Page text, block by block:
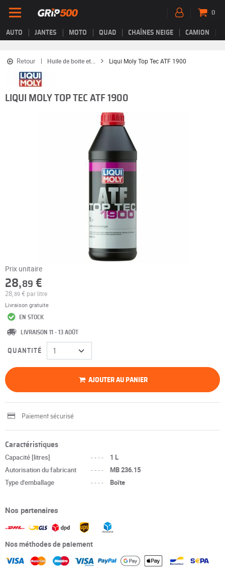
AUTO JANTES MOTO QUAD CHAÎNES NEIGE CAMION
0
Retour Huile de boite et... Liqui Moly Top Tec ATF 1900
LIQUI MOLY TOP TEC ATF 1900
Prix unitaire
28,89 €
28,89 € par litre
Livraison gratuite
EN STOCK
LIVRAISON 11 - 13 AOÛT
QUANTITÉ
AJOUTER AU PANIER
Paiement sécurisé
Caractéristiques
Capacité [litres] ----
1 L
Autorisation du fabricant
----
MB 236.15
Type d'emballage
---- Boîte
Nos partenaires
Nos méthodes de paiement